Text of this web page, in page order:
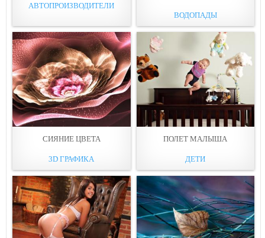
АВТОПРОИЗВОДИТЕЛИ
ВОДОПАДЫ
СИЯНИЕ ЦВЕТА
3D ГРАФИКА
ПОЛЕТ МАЛЫША
ДЕТИ